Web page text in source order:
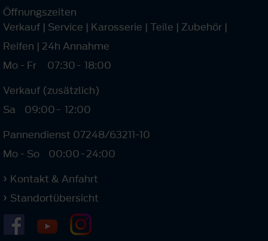
Öffnungszeiten
Verkauf | Service | Karosserie | Teile | Zubehör |
Reifen | 24h Annahme
Mo - Fr
07:30- 18:00
Verkauf (zusätzlich)
Sa
09:00- 12:00
Pannendienst 07248/63211-10
Mo - So
00:00-24:00
Kontakt & Anfahrt
Standortübersicht